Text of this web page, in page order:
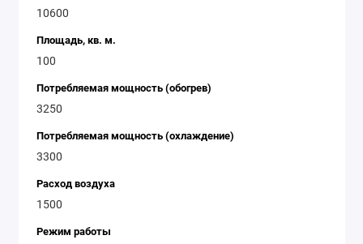
10600
Площадь, кв. м.
100
Потребляемая мощность (обогрев)
3250
Потребляемая мощность (охлаждение)
3300
Расход воздуха
1500
Режим работы